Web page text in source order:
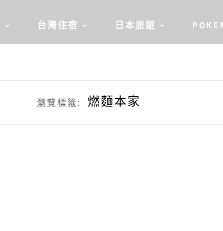
台灣住宿 日本旅遊
瀏覽標籤: 燃麵本家